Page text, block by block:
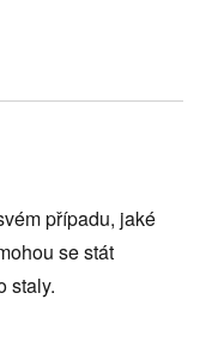
případu, jaké
se stát
staly.